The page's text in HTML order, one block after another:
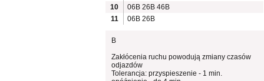
10
06B 26B 46B
11
06B 26B
B
Zakłócenia ruchu powodują zmiany czasów
odjazdów
Tolerancja: przyspieszenie - 1 min.